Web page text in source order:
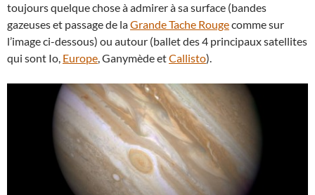
toujours quelque chose à admirer à sa surface (bandes
gazeuses et passage de laGrande Tache Rougecomme sur
l’image ci-dessous) ou autour (ballet des 4 principaux satellites
qui sont Io, Europe, Ganymède etCallisto).